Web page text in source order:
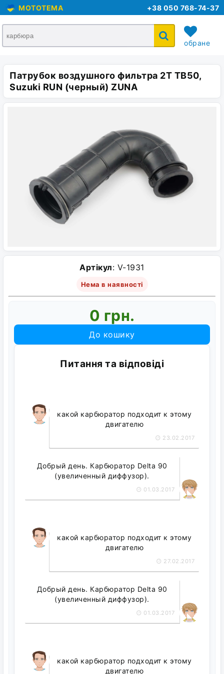
MOTOTEMA +38 050 768-74-37
обране
кошик
Патрубок воздушного фильтра 2T ТB50,
Suzuki RUN (черный) ZUNA
Артікул: V-1931
Нема в наявності
0 грн.
До кошику
Питання та відповіді
какой карбюратор подходит к этому
двигателю
23.02.2017
Добрый день. Карбюратор Delta 90
(увеличенный диффузор).
01.03.2017
какой карбюратор подходит к этому
двигателю
27.02.2017
Добрый день. Карбюратор Delta 90
(увеличенный диффузор).
01.03.2017
какой карбюратор подходит к этому
двигателю